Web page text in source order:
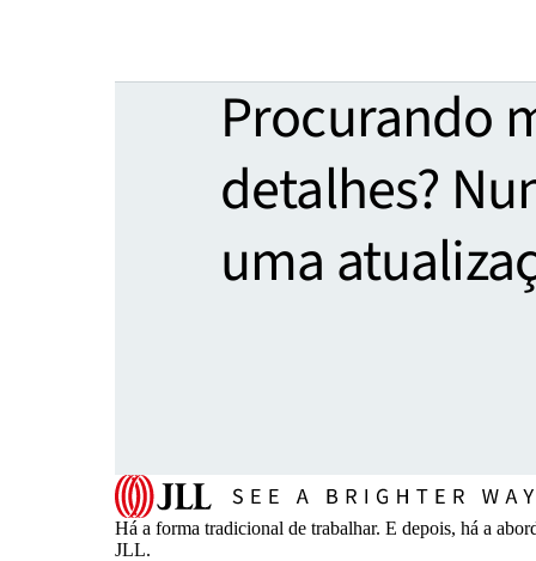
Procurando
detalhes?
uma
Há a forma tradicional de trabalhar. E depois, há a
JLL.